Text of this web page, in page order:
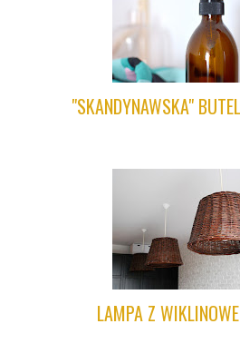
"SKANDYNAWSKA"
LAMPA Z